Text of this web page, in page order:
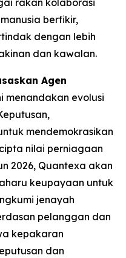
rakan kolaborasi
berfikir,
dengan lebih
dan kawalan.
Agen
menandakan evolusi
mendemokrasikan
nilai perniagaan
2026, Quantexa akan
keupayaan untuk
jenayah
pelanggan dan
kepakaran
dan